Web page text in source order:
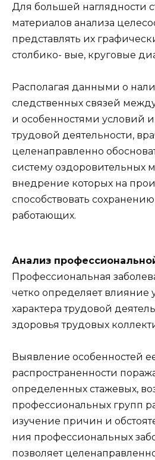
Для большей наглядности
материалов анализа
представлять их
столбико- вые, круговые
Располагая данными о
следственных связей
и особенностями условий и
трудовой деятельности,
целенаправленно
систему оздоровительных
внедрение которых на
способствовать
работающих.
Анализ
Профессиональная
четко определяет влияние
характера трудовой
здоровья трудовых
Выявление особенностей
распространенности
определенных стажевых,
профессиональных групп
изучение причин и
ния профессиональных
позволяет